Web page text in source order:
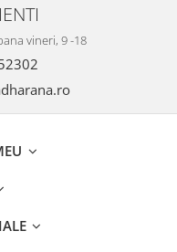
vineri, 9 -18